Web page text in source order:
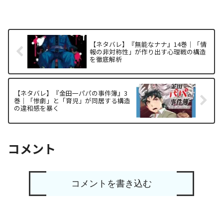
【ネタバレ】『無能なナナ』14巻｜「情
報の非対称性」が作り出す心理戦の構造
を徹底解析
【ネタバレ】『金田一パパの事件簿』3
巻｜「惨劇」と「育児」が同居する構造
の違和感を暴く
コメント
コメントを書き込む